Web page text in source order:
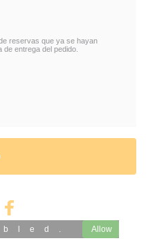
FIGURA FAWKES 36 CM
reservas que ya se hayan
entrega del pedido.
Allow